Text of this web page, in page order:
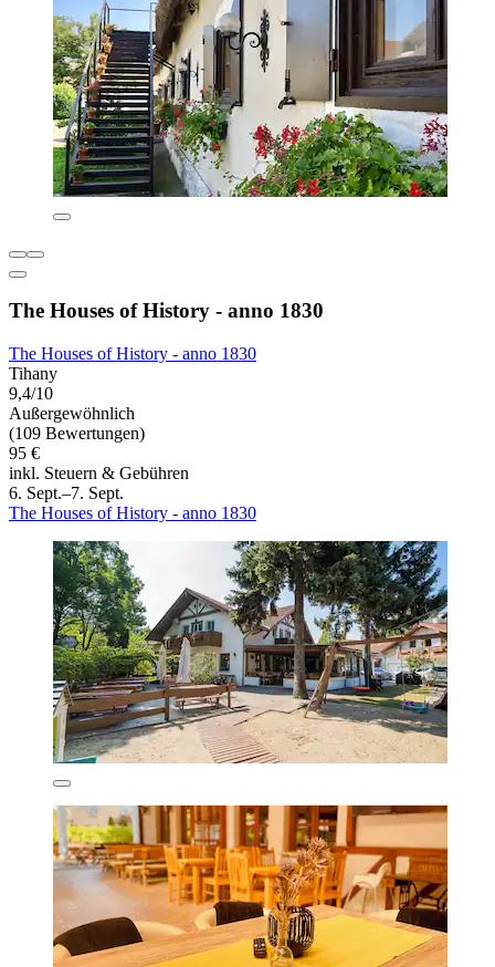
The Houses of History - anno 1830
The Houses of History - anno 1830
Tihany
9,4/10
Außergewöhnlich
(109 Bewertungen)
95 €
inkl. Steuern & Gebühren
6. Sept.–7. Sept.
The Houses of History - anno 1830